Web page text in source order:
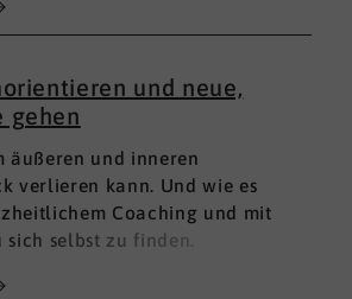
und neue,
gehen
äußeren und inneren
verlieren kann. Und wie es
Coaching und mit
sich selbst zu finden.